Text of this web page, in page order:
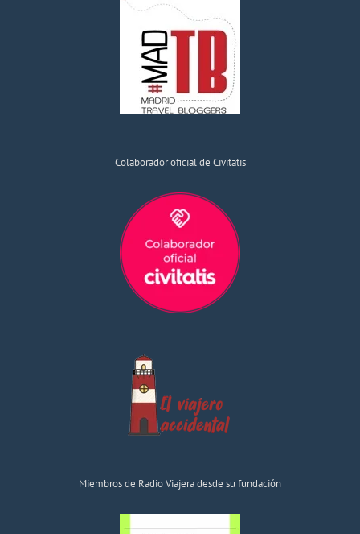
Colaborador oficial de Civitatis
Miembros de Radio Viajera desde su fundación